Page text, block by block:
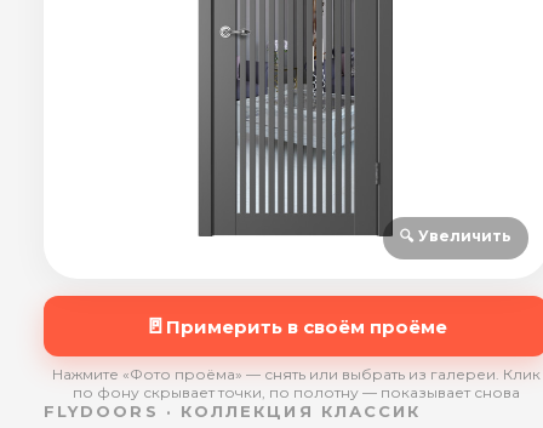
🔍 Увеличить
🚪 Примерить в своём проёме
Нажмите «Фото проёма» — снять или выбрать из галереи. Клик
по фону скрывает точки, по полотну — показывает снова
FLYDOORS · КОЛЛЕКЦИЯ КЛАССИК